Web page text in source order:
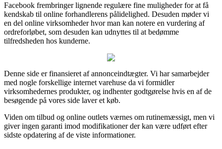
Facebook frembringer lignende regulære fine muligheder for at få
kendskab til online forhandlerens pålidelighed. Desuden møder vi
en del online virksomheder hvor man kan notere en vurdering af
ordreforløbet, som desuden kan udnyttes til at bedømme
tilfredsheden hos kunderne.
Denne side er finansieret af annonceindtægter. Vi har samarbejder
med nogle forskellige internet varehuse da vi formidler
virksomhedernes produkter, og indhenter godtgørelse hvis en af de
besøgende på vores side laver et køb.
Viden om tilbud og online outlets værnes om rutinemæssigt, men vi
giver ingen garanti imod modifikationer der kan være udført efter
sidste opdatering af de viste informationer.